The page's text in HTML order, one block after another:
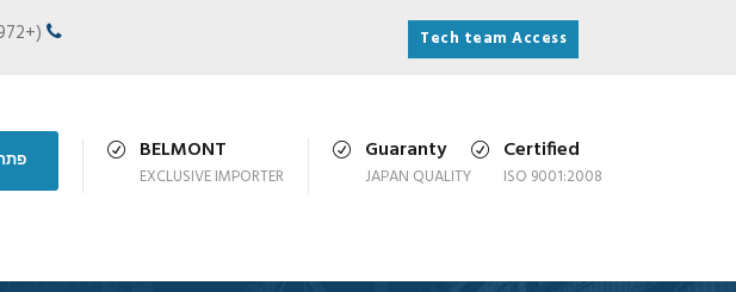
(+972)04-8218883 Tech team Access
Certified
ISO 9001:2008
Guaranty
JAPAN QUALITY
BELMONT
EXCLUSIVE IMPORTER